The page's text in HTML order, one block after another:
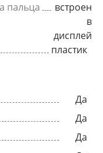
пальца
встроен
в
дисплей
пластик
Да
Да
Да